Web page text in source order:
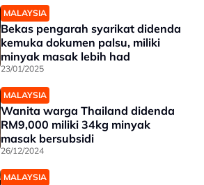
MALAYSIA
Bekas pengarah syarikat didenda
kemuka dokumen palsu, miliki
minyak masak lebih had
23/01/2025
MALAYSIA
Wanita warga Thailand didenda
RM9,000 miliki 34kg minyak
masak bersubsidi
26/12/2024
MALAYSIA